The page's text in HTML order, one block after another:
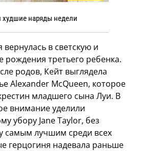
худшие наряды недели
вернулась в светскую и
третьего ребенка.
родов, Кейт выглядела
Alexander McQueen, которое
младшего сына Луи. В
внимание уделили
убору Jane Taylor, без
самым лучшим среди всех
герцогиня надевала раньше